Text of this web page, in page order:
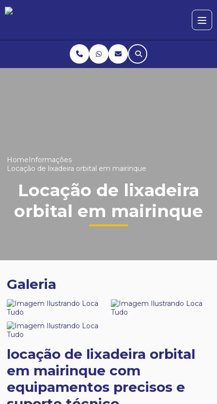
HomeInformações
Locação de lixadeira orbital em mairinque
Locação de lixadeira
orbital em mairinque
Galeria
locação de lixadeira orbital
em mairinque com
equipamentos precisos e